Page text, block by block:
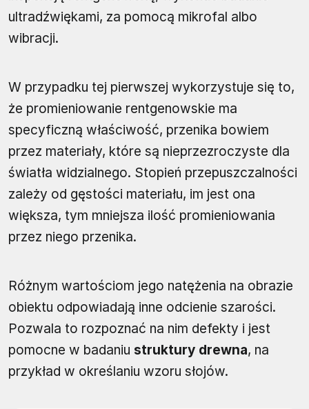
ultradźwiękami, za pomocą mikrofal albo
wibracji.
W przypadku tej pierwszej wykorzystuje się to,
że promieniowanie rentgenowskie ma
specyficzną właściwość, przenika bowiem
przez materiały, które są nieprzezroczyste dla
światła widzialnego. Stopień przepuszczalności
zależy od gęstości materiału, im jest ona
większa, tym mniejsza ilość promieniowania
przez niego przenika.
Różnym wartościom jego natężenia na obrazie
obiektu odpowiadają inne odcienie szarości.
Pozwala to rozpoznać na nim defekty i jest
pomocne w badaniu struktury drewna, na
przykład w określaniu wzoru słojów.